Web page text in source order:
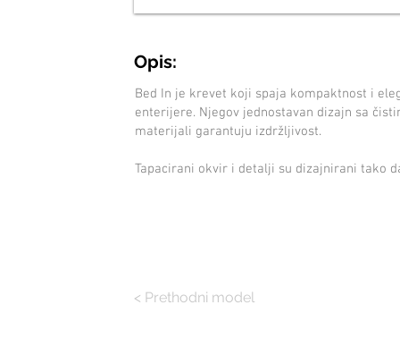
Opis:
Bed In je krevet koji spaja kompaktnost i
enterijere. Njegov jednostavan dizajn sa
materijali garantuju izdržljivost.
Tapacirani okvir i detalji su dizajnirani tako
< Prethodni model